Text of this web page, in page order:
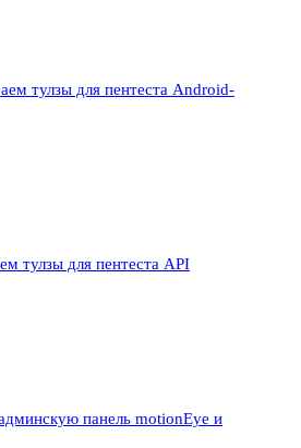
тулзы для пентеста Android-
тулзы для пентеста API
панель motionEye и